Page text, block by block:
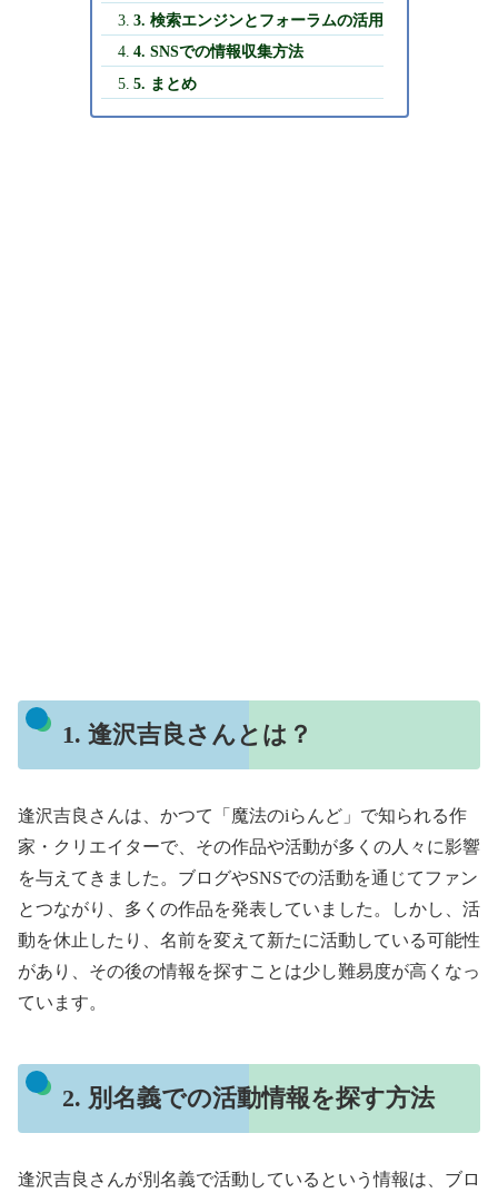
3. 検索エンジンとフォーラムの活用
4. SNSでの情報収集方法
5. まとめ
1. 逢沢吉良さんとは？
逢沢吉良さんは、かつて「魔法のiらんど」で知られる作
家・クリエイターで、その作品や活動が多くの人々に影響
を与えてきました。ブログやSNSでの活動を通じてファン
とつながり、多くの作品を発表していました。しかし、活
動を休止したり、名前を変えて新たに活動している可能性
があり、その後の情報を探すことは少し難易度が高くなっ
ています。
2. 別名義での活動情報を探す方法
逢沢吉良さんが別名義で活動しているという情報は、ブロ